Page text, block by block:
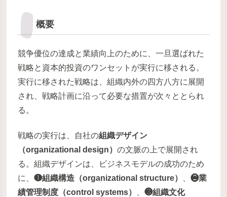
概要
競争優位の達成と業績向上のために、一旦選ばれた
戦略と資本的投資のワンセットが実行に移される。
実行に移された戦略は、組織内外の四方八方に展開
され、戦略計画に沿って必要な措置が次々ととられ
る。
戦略の実行は、自社の組織デザイン
（organizational design）の文脈の上で展開され
る。組織デザインは、ビジネスモデルの成功のため
に、❶組織構造（organizational structure） 、❷業
績管理制度（control systems）
、❸組織文化